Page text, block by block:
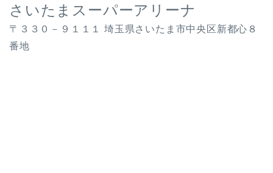
さいたまスーパーアリーナ
〒３３０－９１１１ 埼玉県さいたま市中央区新都心８
番地